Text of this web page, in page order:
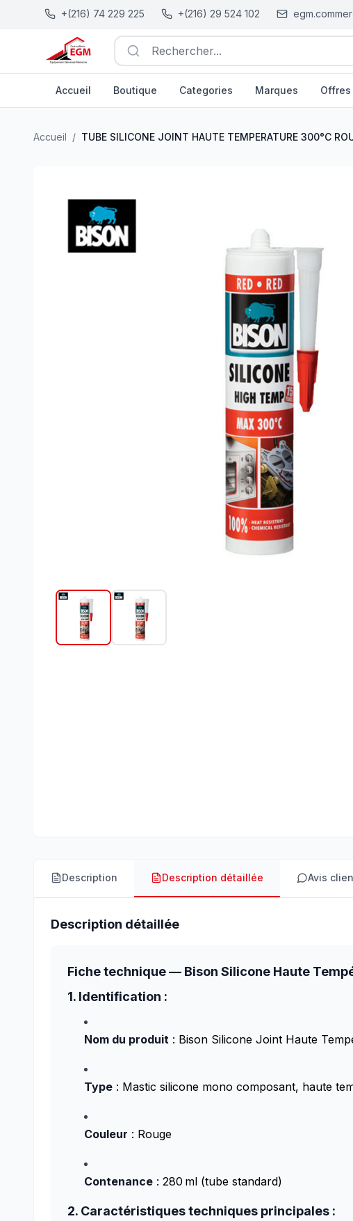
+(216) 74 229 225 +(216) 29 524 102
Rechercher...
Accueil Boutique Categories Marques Offres
Accueil / TUBE SILICONE JOINT HAUTE TEMPERATURE 300°C
Description Description détaillée Avis
Description détaillée
Fiche technique — Bison Silicone Haute
1. Identification :
Nom du produit : Bison Silicone Joint Haute
Type : Mastic silicone mono composant, haute
Couleur : Rouge
Contenance : 280 ml (tube standard)
2. Caractéristiques techniques principales :